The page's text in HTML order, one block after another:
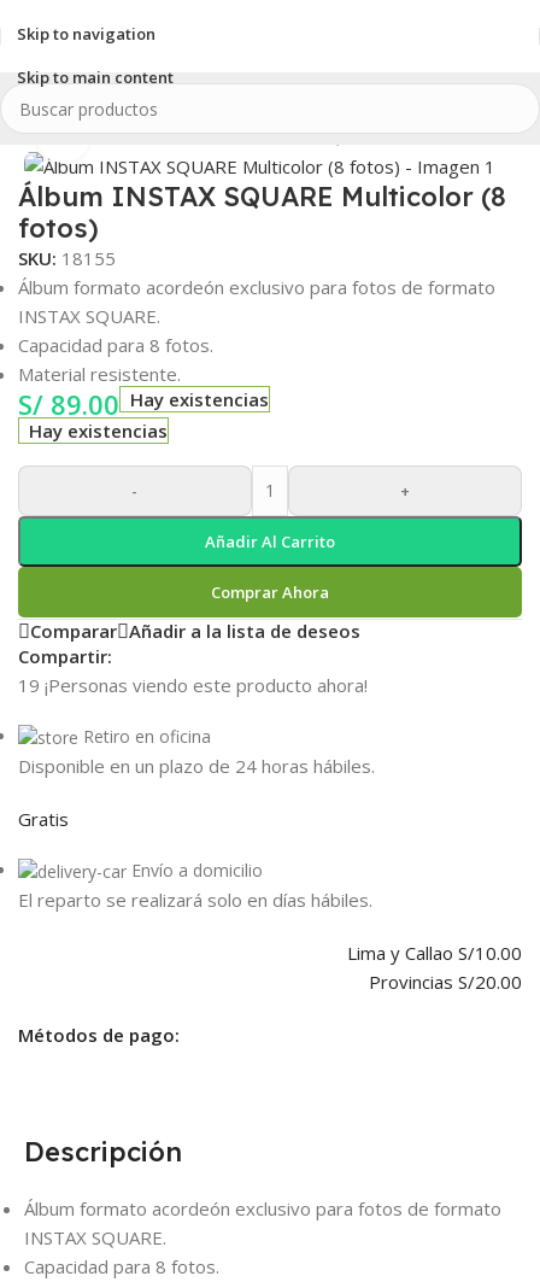
Skip to navigation
Skip to main content
INSTAX/Accesorios INSTAX/INSTAX SQUARE/Álbum de fotos
Clic para ampliar
Álbum INSTAX SQUARE Multicolor (8
fotos)
SKU: 18155
Álbum formato acordeón exclusivo para fotos de formato
INSTAX SQUARE.
Capacidad para 8 fotos.
Material resistente.
S/ 89.00 Hay existencias
Hay existencias
- +
Añadir Al Carrito
Comprar Ahora
Comparar Añadir a la lista de deseos
Compartir:
19 ¡Personas viendo este producto ahora!
Retiro en oficina
Disponible en un plazo de 24 horas hábiles.
Gratis
Envío a domicilio
El reparto se realizará solo en días hábiles.
Lima y Callao S/10.00
Provincias S/20.00
Métodos de pago:
Descripción
Álbum formato acordeón exclusivo para fotos de formato
INSTAX SQUARE.
Capacidad para 8 fotos.